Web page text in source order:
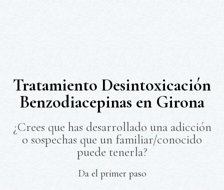
Tratamiento Desintoxicación
Benzodiacepinas en Girona
¿Crees que has desarrollado una adicción
o sospechas que un familiar/conocido
puede tenerla?
Da el primer paso